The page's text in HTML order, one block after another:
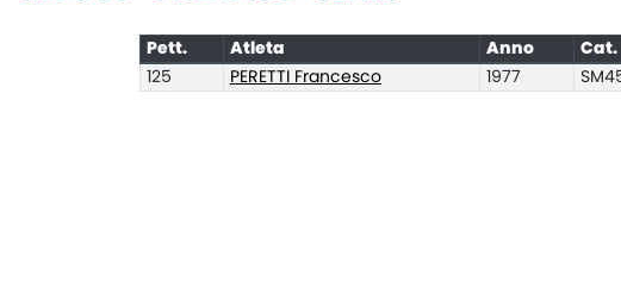
Pett. Atleta Anno Cat.
125
PERETTI Francesco 1977